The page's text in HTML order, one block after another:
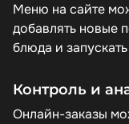
Меню на сайте
добавлять новые
блюда и
Контроль и
Онлайн-заказы